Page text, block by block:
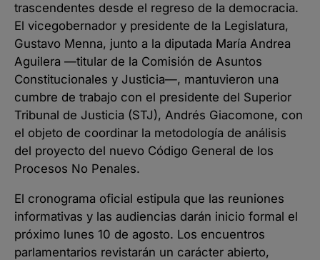
trascendentes desde el regreso de la democracia.
El vicegobernador y presidente de la Legislatura,
Gustavo Menna, junto a la diputada María Andrea
Aguilera —titular de la Comisión de Asuntos
Constitucionales y Justicia—, mantuvieron una
cumbre de trabajo con el presidente del Superior
Tribunal de Justicia (STJ), Andrés Giacomone, con
el objeto de coordinar la metodología de análisis
del proyecto del nuevo Código General de los
Procesos No Penales.
El cronograma oficial estipula que las reuniones
informativas y las audiencias darán inicio formal el
próximo lunes 10 de agosto. Los encuentros
parlamentarios revistarán un carácter abierto,